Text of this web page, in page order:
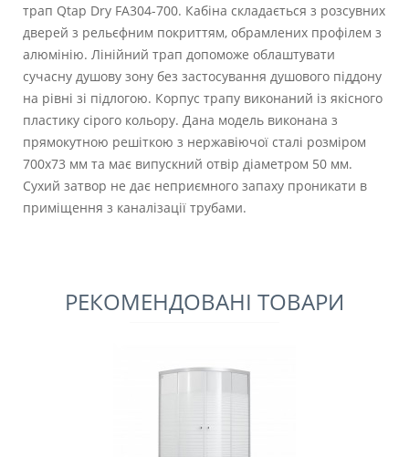
трап Qtap Dry FA304-700. Кабіна складається з розсувних
дверей з рельєфним покриттям, обрамлених профілем з
алюмінію. Лінійний трап допоможе облаштувати
сучасну душову зону без застосування душового піддону
на рівні зі підлогою. Корпус трапу виконаний із якісного
пластику сірого кольору. Дана модель виконана з
прямокутною решіткою з нержавіючої сталі розміром
700х73 мм та має випускний отвір діаметром 50 мм.
Сухий затвор не дає неприємного запаху проникати в
приміщення з каналізації трубами.
РЕКОМЕНДОВАНІ ТОВАРИ